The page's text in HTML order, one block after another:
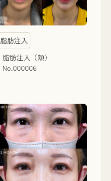
脂肪注入
脂肪注入（頬）
No.000006